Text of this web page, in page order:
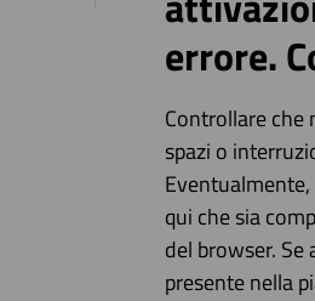
errore.
Controllare che
spazi o
qui che sia
del browser.
presente nella